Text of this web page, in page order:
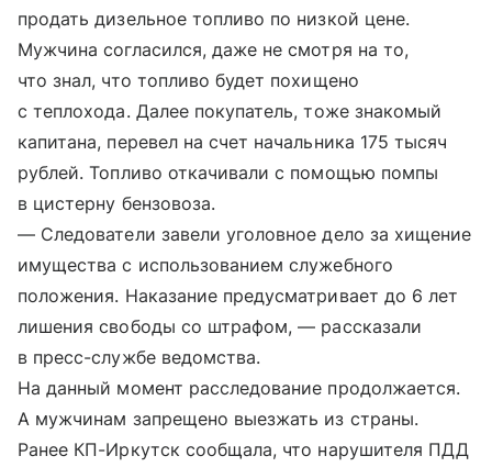
продать дизельное топливо по низкой цене.
Мужчина согласился, даже не смотря на то,
что знал, что топливо будет похищено
с теплохода. Далее покупатель, тоже знакомый
капитана, перевел на счет начальника 175 тысяч
рублей. Топливо откачивали с помощью помпы
в цистерну бензовоза.
— Следователи завели уголовное дело за хищение
имущества с использованием служебного
положения. Наказание предусматривает до 6 лет
лишения свободы со штрафом, — рассказали
в пресс-службе ведомства.
На данный момент расследование продолжается.
А мужчинам запрещено выезжать из страны.
Ранее КП-Иркутск сообщала, что нарушителя ПДД